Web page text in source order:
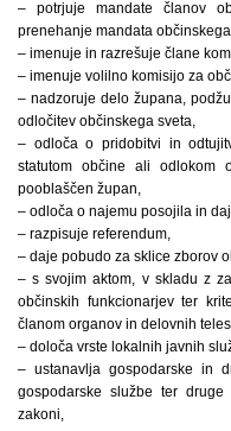
– potrjuje mandate članov
prenehanje mandata
– imenuje in razrešuje člane
– imenuje volilno komisijo za
– nadzoruje delo župana,
odločitev občinskega sveta,
– odloča o pridobitvi in
statutom občine ali odlokom
pooblaščen župan,
– odloča o najemu posojila in
– razpisuje referendum,
– daje pobudo za sklice zborov
– s svojim aktom, v skladu z
občinskih funkcionarjev ter
članom organov in delovnih
– določa vrste lokalnih javnih
– ustanavlja gospodarske in
gospodarske službe ter
zakoni,